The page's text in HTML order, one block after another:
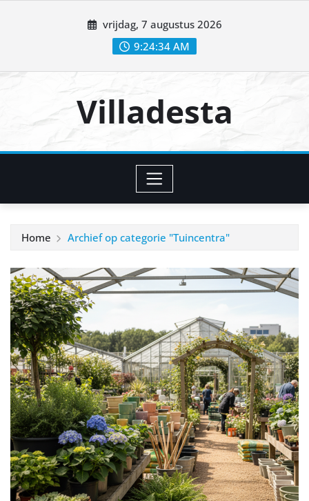
vrijdag, 7 augustus 2026
9:24:34 AM
Villadesta
Home Archief op categorie "Tuincentra"